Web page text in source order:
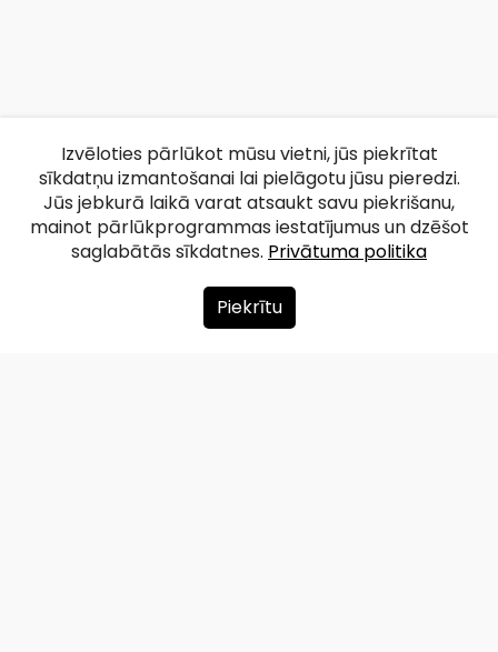
Par mums
Izvēloties pārlūkot mūsu vietni, jūs piekrītat
sīkdatņu izmantošanai lai pielāgotu jūsu pieredzi.
Jūs jebkurā laikā varat atsaukt savu piekrišanu,
mainot pārlūkprogrammas iestatījumus un dzēšot
saglabātās sīkdatnes. Privātuma politika
Piekrītu